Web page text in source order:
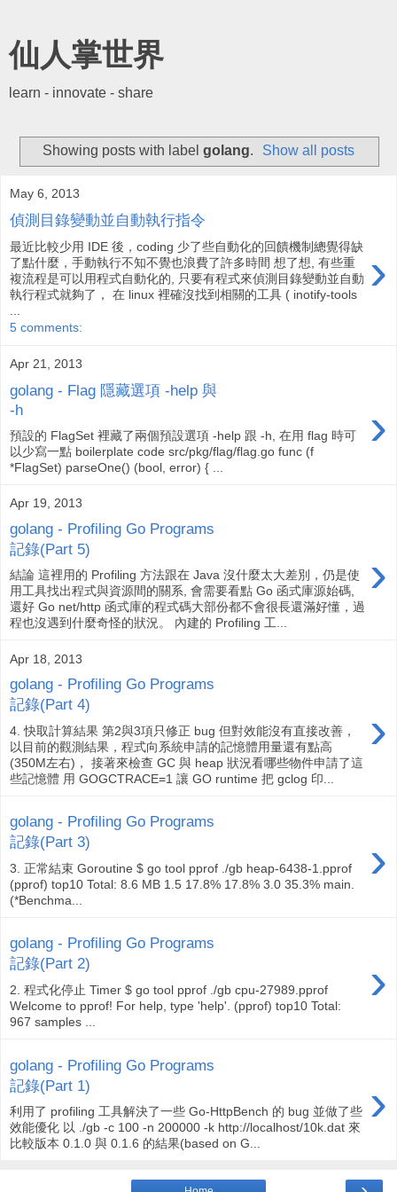
仙人掌世界
learn - innovate - share
Showing posts with label golang. Show all posts
May 6, 2013
偵測目錄變動並自動執行指令
›
最近比較少用 IDE 後，coding 少了些自動化的回饋機制總覺得缺
了點什麼，手動執行不知不覺也浪費了許多時間 想了想, 有些重
複流程是可以用程式自動化的, 只要有程式來偵測目錄變動並自動
執行程式就夠了， 在 linux 裡確沒找到相關的工具 ( inotify-tools
5 comments:
Apr 21, 2013
golang - Flag 隱藏選項 -help 與
-h
›
預設的 FlagSet 裡藏了兩個預設選項 -help 跟 -h, 在用 flag 時可
以少寫一點 boilerplate code src/pkg/flag/flag.go func (f
*FlagSet) parseOne() (bool, error) { ...
Apr 19, 2013
golang - Profiling Go Programs
記錄(Part 5)
›
結論 這裡用的 Profiling 方法跟在 Java 沒什麼太大差別，仍是使
用工具找出程式與資源間的關系, 會需要看點 Go 函式庫源始碼,
還好 Go net/http 函式庫的程式碼大部份都不會很長還滿好懂，過
程也沒遇到什麼奇怪的狀況。 內建的 Profiling 工...
Apr 18, 2013
golang - Profiling Go Programs
記錄(Part 4)
›
4. 快取計算結果 第2與3項只修正 bug 但對效能沒有直接改善，
以目前的觀測結果，程式向系統申請的記憶體用量還有點高
(350M左右)， 接著來檢查 GC 與 heap 狀況看哪些物件申請了這
些記憶體 用 GOGCTRACE=1 讓 GO runtime 把 gclog 印...
golang - Profiling Go Programs
記錄(Part 3)
›
3. 正常結束 Goroutine $ go tool pprof ./gb heap-6438-1.pprof
(pprof) top10 Total: 8.6 MB 1.5 17.8% 17.8% 3.0 35.3% main.
(*Benchma...
golang - Profiling Go Programs
記錄(Part 2)
›
2. 程式化停止 Timer $ go tool pprof ./gb cpu-27989.pprof
Welcome to pprof! For help, type 'help'. (pprof) top10 Total:
967 samples ...
golang - Profiling Go Programs
記錄(Part 1)
›
利用了 profiling 工具解決了一些 Go-HttpBench 的 bug 並做了些
效能優化 以 ./gb -c 100 -n 200000 -k http://localhost/10k.dat 來
比較版本 0.1.0 與 0.1.6 的結果(based on G...